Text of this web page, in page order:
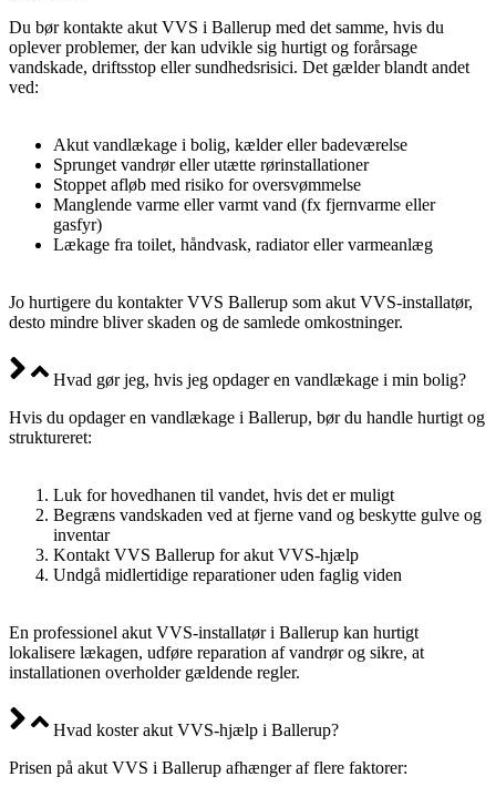
Du bør kontakte akut VVS i Ballerup med det samme, hvis du
oplever problemer, der kan udvikle sig hurtigt og forårsage
vandskade, driftsstop eller sundhedsrisici. Det gælder blandt andet
ved:
Akut vandlækage i bolig, kælder eller badeværelse
Sprunget vandrør eller utætte rørinstallationer
Stoppet afløb med risiko for oversvømmelse
Manglende varme eller varmt vand (fx fjernvarme eller
gasfyr)
Lækage fra toilet, håndvask, radiator eller varmeanlæg
Jo hurtigere du kontakter VVS Ballerup som akut VVS-installatør,
desto mindre bliver skaden og de samlede omkostninger.
Hvad gør jeg, hvis jeg opdager en vandlækage i min bolig?
Hvis du opdager en vandlækage i Ballerup, bør du handle hurtigt og
struktureret:
Luk for hovedhanen til vandet, hvis det er muligt
Begræns vandskaden ved at fjerne vand og beskytte gulve og
inventar
Kontakt VVS Ballerup for akut VVS-hjælp
Undgå midlertidige reparationer uden faglig viden
En professionel akut VVS-installatør i Ballerup kan hurtigt
lokalisere lækagen, udføre reparation af vandrør og sikre, at
installationen overholder gældende regler.
Hvad koster akut VVS-hjælp i Ballerup?
Prisen på akut VVS i Ballerup afhænger af flere faktorer: